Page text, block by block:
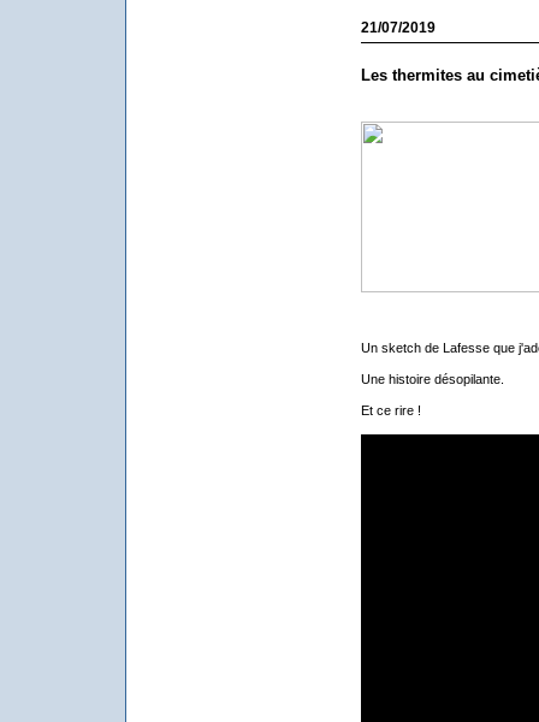
21/07/2019
Les thermites au
Un sketch de Lafesse que
Une histoire désopilante.
Et ce rire !